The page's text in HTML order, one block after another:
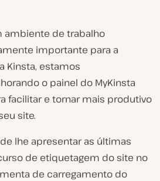
ambiente de trabalho
importante para a
Kinsta, estamos
o painel do MyKinsta
facilitar e tornar mais produtivo
site.
lhe apresentar as últimas
de etiquetagem do site no
de carregamento do